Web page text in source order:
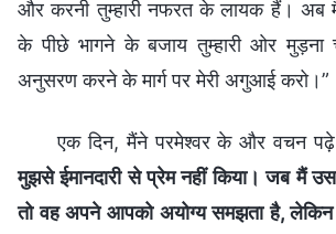
और करनी तुम्हारी नफरत के लायक हैं। अब
के पीछे भागने के बजाय तुम्हारी ओर मुड़ना
अनुसरण करने के मार्ग पर मेरी अगुआई करो।”
एक दिन, मैंने परमेश्वर के और वचन
मुझसे ईमानदारी से प्रेम नहीं किया। जब मैं
तो वह अपने आपको अयोग्य समझता है,